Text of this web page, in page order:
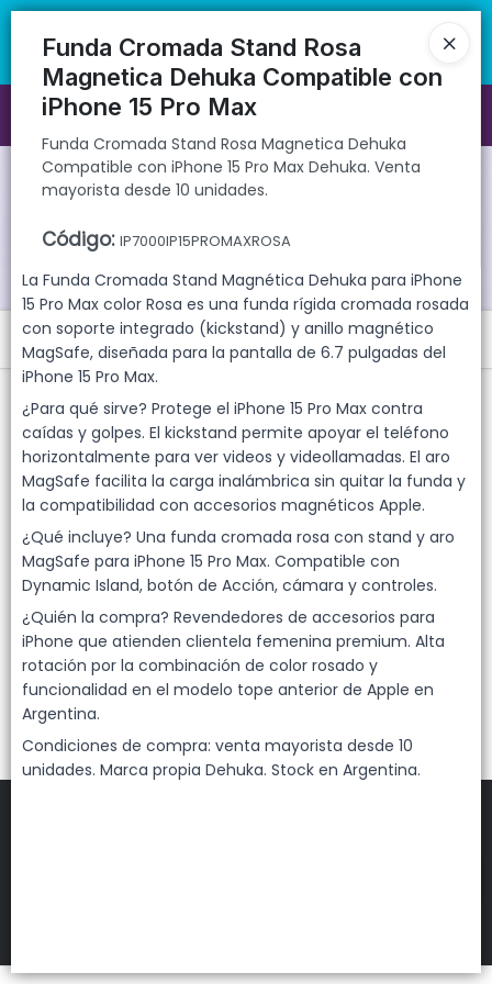
Funda Cromada Stand Rosa Magnetica Dehuka Compatible con
Funda Cromada Stand Rosa
Magnetica Dehuka Compatible con
iPhone 15 Pro Max
Funda Cromada Stand Rosa Magnetica Dehuka
Compatible con iPhone 15 Pro Max Dehuka. Venta
mayorista desde 10 unidades.
Código: IP7000IP15PROMAXROSA
La Funda Cromada Stand Magnética Dehuka para iPhone
15 Pro Max color Rosa es una funda rígida cromada rosada
con soporte integrado (kickstand) y anillo magnético
MagSafe, diseñada para la pantalla de 6.7 pulgadas del
iPhone 15 Pro Max.
¿Para qué sirve? Protege el iPhone 15 Pro Max contra
caídas y golpes. El kickstand permite apoyar el teléfono
horizontalmente para ver videos y videollamadas. El aro
MagSafe facilita la carga inalámbrica sin quitar la funda y
la compatibilidad con accesorios magnéticos Apple.
¿Qué incluye? Una funda cromada rosa con stand y aro
MagSafe para iPhone 15 Pro Max. Compatible con
Dynamic Island, botón de Acción, cámara y controles.
¿Quién la compra? Revendedores de accesorios para
iPhone que atienden clientela femenina premium. Alta
rotación por la combinación de color rosado y
funcionalidad en el modelo tope anterior de Apple en
Argentina.
Condiciones de compra: venta mayorista desde 10
unidades. Marca propia Dehuka. Stock en Argentina.
directa | 📦 Comprá mayorista desde 10 unidades. ¡Registrate y
accedé a precios exclusivos!
CÓMO COMPRAR
QUIÉNES SOMOS
GARANTIAS
CONTACTO
Menú
Funda Cromada Stand Rosa Magnetica Dehuka Compatible con
iPhone 15 Pro Max Dehuka. Venta mayorista desde 10 unidades.
Lista vacía